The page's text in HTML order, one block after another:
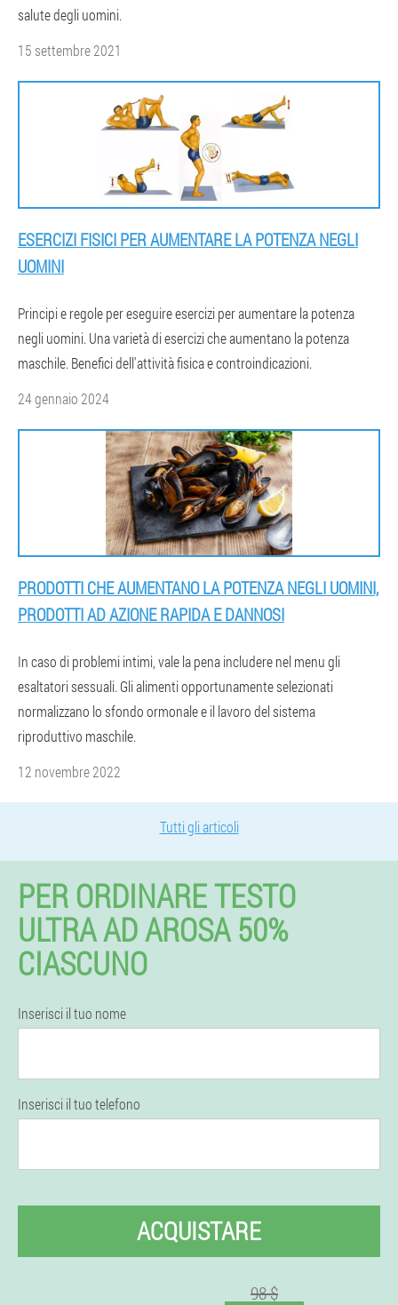
salute degli uomini.
15 settembre 2021
ESERCIZI FISICI PER AUMENTARE LA POTENZA NEGLI
UOMINI
Principi e regole per eseguire esercizi per aumentare la potenza
negli uomini. Una varietà di esercizi che aumentano la potenza
maschile. Benefici dell'attività fisica e controindicazioni.
24 gennaio 2024
PRODOTTI CHE AUMENTANO LA POTENZA NEGLI UOMINI,
PRODOTTI AD AZIONE RAPIDA E DANNOSI
In caso di problemi intimi, vale la pena includere nel menu gli
esaltatori sessuali. Gli alimenti opportunamente selezionati
normalizzano lo sfondo ormonale e il lavoro del sistema
riproduttivo maschile.
12 novembre 2022
Tutti gli articoli
PER ORDINARE TESTO
ULTRA AD AROSA 50%
CIASCUNO
Inserisci il tuo nome
Inserisci il tuo telefono
ACQUISTARE
98 $